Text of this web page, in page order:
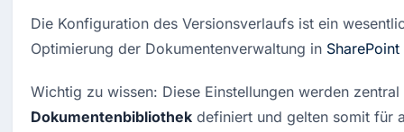
Die Konfiguration des Versionsverlaufs ist ein
Optimierung der Dokumentenverwaltung in SharePoint
Dokumentenbibliothek definiert und gelten somit für